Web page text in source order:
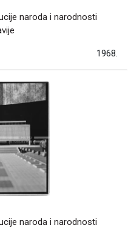
naroda i narodnosti
1968.
naroda i narodnosti